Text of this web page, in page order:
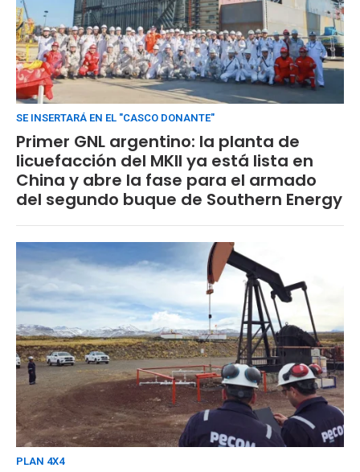
SE INSERTARÁ EN EL "CASCO DONANTE"
Primer GNL argentino: la planta de
licuefacción del MKII ya está lista en
China y abre la fase para el armado
del segundo buque de Southern Energy
PLAN 4X4